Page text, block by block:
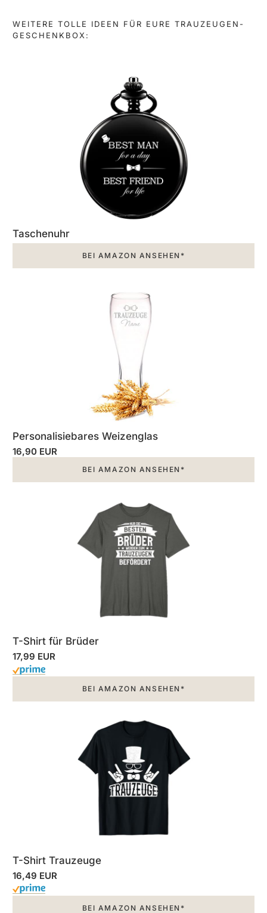
WEITERE TOLLE IDEEN FÜR EURE TRAUZEUGEN-
GESCHENKBOX:
Taschenuhr
BEI AMAZON ANSEHEN*
Personalisiebares Weizenglas
16,90 EUR
BEI AMAZON ANSEHEN*
T-Shirt für Brüder
17,99 EUR
BEI AMAZON ANSEHEN*
T-Shirt Trauzeuge
16,49 EUR
BEI AMAZON ANSEHEN*